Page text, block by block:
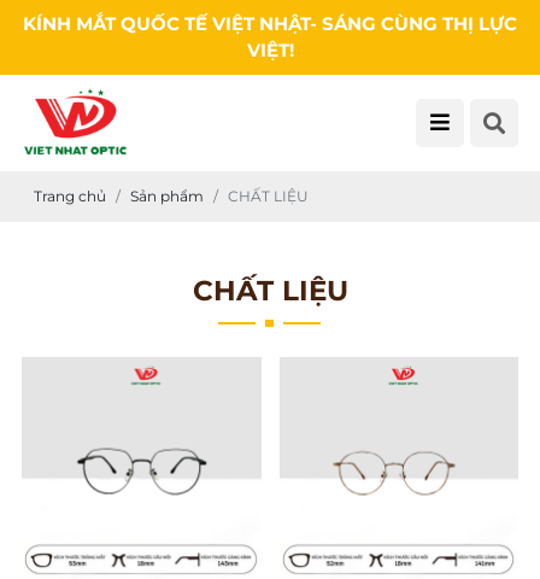
KÍNH MẮT QUỐC TẾ VIỆT NHẬT- SÁNG CÙNG THỊ LỰC
VIỆT!
Trang chủ Sản phẩm CHẤT LIỆU
CHẤT LIỆU